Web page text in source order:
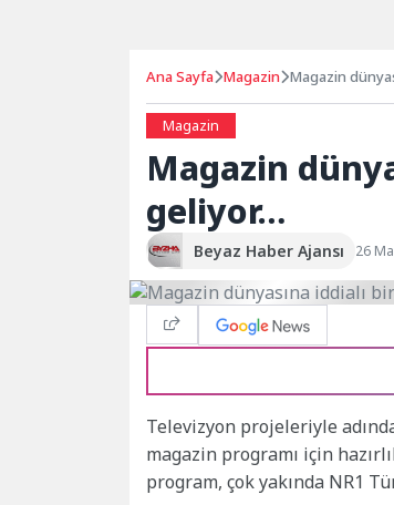
Ana Sayfa Magazin Magazin
Magazin
Magazin
geliyor…
Beyaz Haber Ajansı 26
Televizyon projeleriyle
magazin programı için
program, çok yakında NR1